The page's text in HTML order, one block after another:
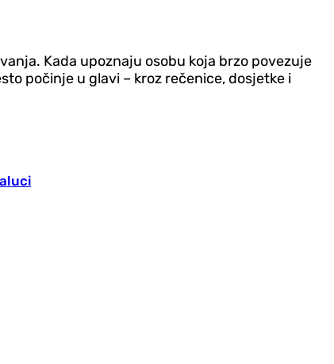
Kada upoznaju osobu koja brzo povezuje
počinje u glavi – kroz rečenice, dosjetke i